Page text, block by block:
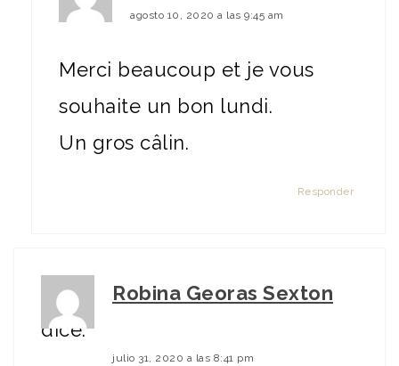
agosto 10, 2020 a las 9:45 am
Merci beaucoup et je vous
souhaite un bon lundi.
Un gros câlin.
Responder
Robina Georas Sexton
dice:
julio 31, 2020 a las 8:41 pm